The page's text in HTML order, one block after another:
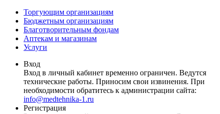
Торгующим организациям
Бюджетным организациям
Благотворительным фондам
Аптекам и магазинам
Услуги
Вход
Вход в личный кабинет временно ограничен. Ведутся
технические работы. Приносим свои извинения. При
необходимости обратитесь к администрации сайта:
info@medtehnika-1.ru
Регистрация